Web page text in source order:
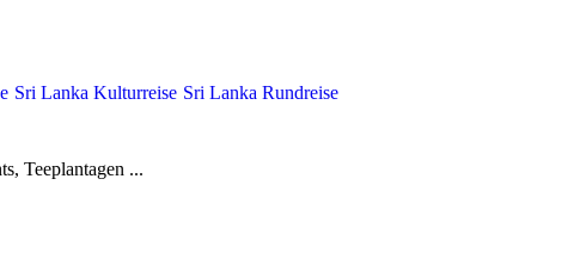
Sri Lanka Kulturreise Sri Lanka Rundreise
Teeplantagen ...